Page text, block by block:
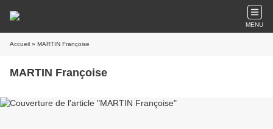
MENU
Accueil » MARTIN Françoise
MARTIN Françoise